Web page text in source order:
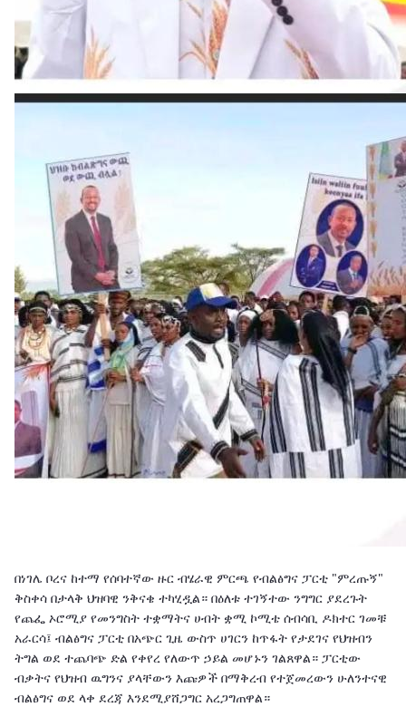
በነገሌ ቦረና ከተማ የሰባተኛው ዙር ብሄራዊ ምርጫ የብልፅግና ፓርቲ "ምረጡኝ"
ቅስቀሳ በታላቅ ህዝባዊ ንቅናቄ ተካሂዷል። በዕለቱ ተገኝተው ንግግር ያደረጉት
የጨፌ ኦሮሚያ የመንግስት ተቋማትና ሀብት ቋሚ ኮሚቴ ሰብሳቢ ዶክተር ገመቹ
አራርሳ፤ ብልፅግና ፓርቲ በአጭር ጊዜ ውስጥ ሀገርን ከጥፋት የታደገና የህዝብን
ትግል ወደ ተጨባጭ ድል የቀየረ የለውጥ ኃይል መሆኑን ገልጸዋል። ፓርቲው
ብቃትና የህዝብ ዉግንና ያላቸውን እጩዎች በማቅረብ የተጀመረውን ሁለንተናዊ
ብልፅግና ወደ ላቀ ደረጃ እንደሚያሸጋግር አረጋግጠዋል።